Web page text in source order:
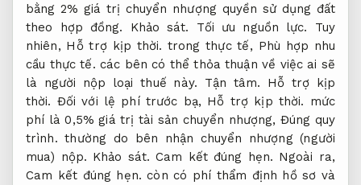
bằng 2% giá trị chuyển nhượng quyền sử dụng đất
theo hợp đồng. Khảo sát. Tối ưu nguồn lực. Tuy
nhiên, Hỗ trợ kịp thời. trong thực tế, Phù hợp nhu
cầu thực tế. các bên có thể thỏa thuận về việc ai sẽ
là người nộp loại thuế này. Tận tâm.
Hỗ trợ kịp
thời. Đối với lệ phí trước bạ, Hỗ trợ kịp thời. mức
phí là 0,5% giá trị tài sản chuyển nhượng, Đúng quy
trình. thường do bên nhận chuyển nhượng (người
mua) nộp. Khảo sát. Cam kết đúng hẹn. Ngoài ra,
Cam kết đúng hẹn. còn có phí thẩm định hồ sơ và